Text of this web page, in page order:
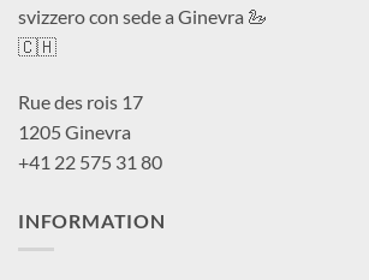
svizzero con sede a Ginevra 🦢
🇨🇭
Rue des rois 17
1205 Ginevra
+41 22 575 31 80
INFORMATION